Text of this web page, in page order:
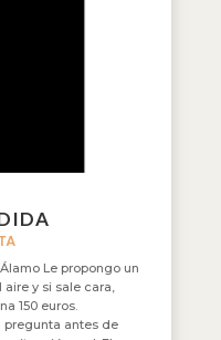
Le propongo un
y si sale cara,
150 euros.
pregunta antes de